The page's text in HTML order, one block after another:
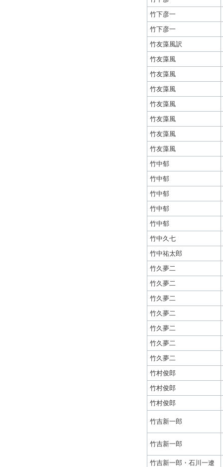
竹下彦一
竹下彦一
竹友藻風訳
竹友藻風
竹友藻風
竹友藻風
竹友藻風
竹友藻風
竹友藻風
竹友藻風
竹中郁
竹中郁
竹中郁
竹中郁
竹中郁
竹中久七
竹中祐太郎
竹久夢二
竹久夢二
竹久夢二
竹久夢二
竹久夢二
竹久夢二
竹久夢二
竹村俊郎
竹村俊郎
竹村俊郎
竹吉新一郎
竹吉新一郎
竹吉新一郎・石川一遼